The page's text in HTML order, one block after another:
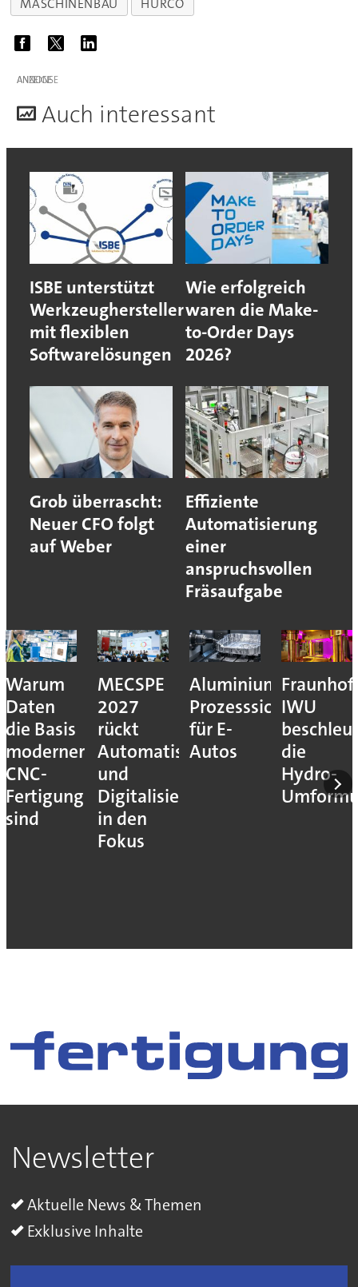
MASCHINENBAU HURCO
ANZEIGE
Auch interessant
ISBE unterstützt
Werkzeughersteller
mit flexiblen
Softwarelösungen
Wie erfolgreich
waren die Make-
to-Order Days
2026?
Grob überrascht:
Neuer CFO folgt
auf Weber
Effiziente
Automatisierung
einer
anspruchsvollen
Fräsaufgabe
Warum
Daten
die Basis
moderner
CNC-
Fertigung
sind
MECSPE
2027
rückt
Automatisierung
und
Digitalisierung
in den
Fokus
Prozesssicher
für E-
Autos
IWU
die
Hydro-
Newsletter
Aktuelle News & Themen
Exklusive Inhalte